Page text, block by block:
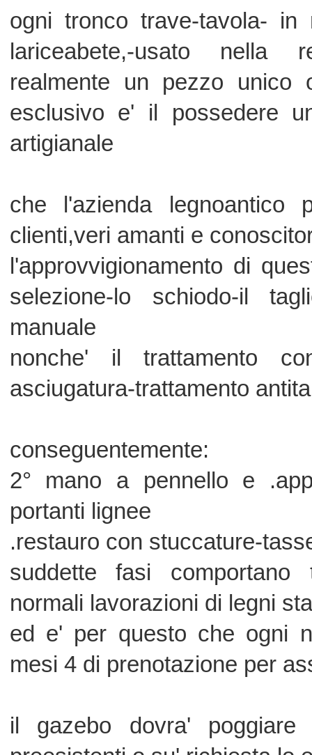
ed e' per questo che ogni ns
mesi 4 di prenotazione per
il gazebo dovra' poggiare
preesistenti o su' richiesta lo
misura di tale vespaio dipendera'
deciso di dare al gazebo.
visitate le ns realizzazioni sul ns sito